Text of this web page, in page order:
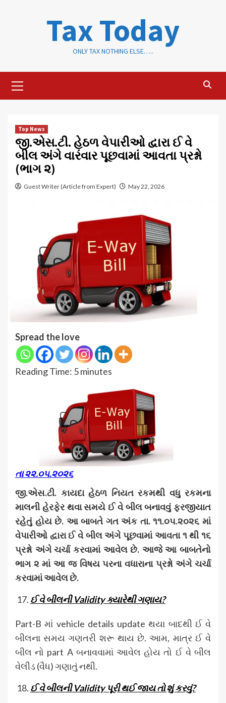
Tax Today
ONLY TAX NOTHING ELSE…..
Menu
Top News
જી.એસ.ટી. હેઠળ વેપારીઓ દ્વારા ઈ વે
બીલ અંગે વારંવાર પૂછવામાં આવતા પ્રશ્નો
(ભાગ ૨)
Guest Writer (Article from Expert) May 22, 2026
Spread the love
Reading Time: 5minutes
તા ૨૨.૦૫.૨૦૨૬
જી.એસ.ટી. કાયદા હેઠળ નિયત રકમથી વધુ રકમના
માલની હેરફેર થવા સમયે ઈ વે બીલ બનાવવું ફરજીયાત
રહેતું હોય છે. આ બાબતે ગત અંક તા.૧૧.૦૫.૨૦૨૬ માં
વેપારીઓ દ્વારા ઈ વે બીલ અંગે પૂછવામાં આવતા ૧ થી ૧૬
પ્રશ્નો અંગે ચર્ચા કરવામાં આવેલ છે. આજે આ બાબતેનો
ભાગ ૨ માં આ જ વિષય પરના વધારાના પ્રશ્નો અંગે ચર્ચા
કરવામાં આવેલ છે.
ઈ વે બીલની Validity ક્યારેથી ગણાય?
Part-B માં vehicle details update થયા બાદથી ઈ વે
બીલના સમય ગણતરી શરૂ થાય છે. આમ, માત્ર ઈ વે
બીલ નો part A બનાવવામાં આવેલ હોય તો ઈ વે બીલ
વેલીડ (વૈધ) ગણાતું નથી.
ઈ વે બીલની Validityપૂરી થઈ જાય તો શું કરવું?